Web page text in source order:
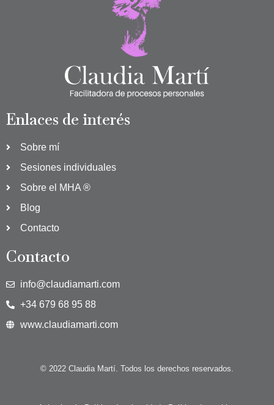
Enlaces de interés
Sobre mí
Sesiones individuales
Sobre el MHA ®
Blog
Contacto
Contacto
info@claudiamarti.com
+34 679 68 95 88
www.claudiamarti.com
© 2022 Claudia Martí. Todos los derechos reservados.